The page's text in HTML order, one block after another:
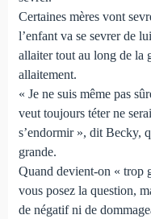
Certaines mères vont
l’enfant va se sevrer de
allaiter tout au long de la
allaitement.
« Je ne suis même pas
veut toujours téter ne
s’endormir », dit Becky,
grande.
Quand devient-on « trop
vous posez la question,
de négatif ni de